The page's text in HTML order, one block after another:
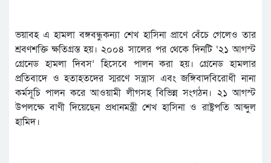
ভয়াবহ এ হামলা বঙ্গবন্ধুকন্যা শেখ হাসিনা প্রাণে বেঁচে গেলেও তার
শ্রবণশক্তি ক্ষতিগ্রস্ত হয়। ২০০৪ সালের পর থেকে দিনটি ‘২১ আগস্ট
গ্রেনেড হামলা দিবস’ হিসেবে পালন করা হয়। গ্রেনেড হামলার
প্রতিবাদে ও হতাহতদের স্মরণে সন্ত্রাস এবং জঙ্গিবাদবিরোধী নানা
কর্মসূচি পালন করে আওয়ামী লীগসহ বিভিন্ন সংগঠন। ২১ আগস্ট
উপলক্ষে বাণী দিয়েছেন প্রধানমন্ত্রী শেখ হাসিনা ও রাষ্ট্রপতি আব্দুল
হামিদ।